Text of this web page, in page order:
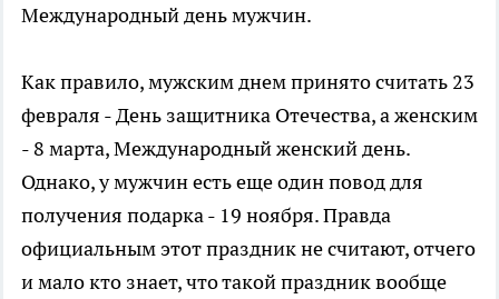
Международный день мужчин.
Как правило, мужским днем принято считать 23
февраля - День защитника Отечества, а женским
- 8 марта, Международный женский день.
Однако, у мужчин есть еще один повод для
получения подарка - 19 ноября. Правда
официальным этот праздник не считают, отчего
и мало кто знает, что такой праздник вообще